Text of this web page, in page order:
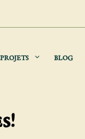
PROJETS BLOG